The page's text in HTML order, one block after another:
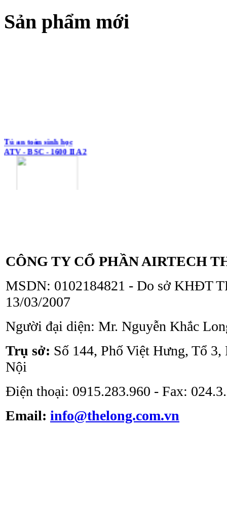
Sản phẩm mới
ATV - BSC - 1600 II A2
Tủ an toàn sinh học
CÔNG TY CỔ PHẦN AIRTECH
MSDN: 0102184821 - Do sở KHĐT
13/03/2007
Người đại diện: Mr. Nguyễn Khắc
Trụ sở: Số 144, Phố Việt Hưng, Tổ
Nội
Điện thoại: 0915.283.960 - Fax:
Email: info@thelong.com.vn